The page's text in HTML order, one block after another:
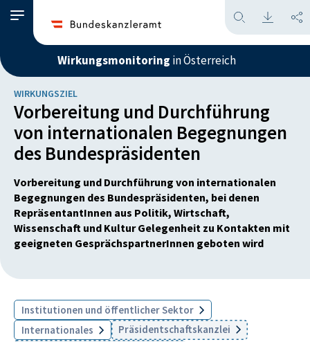
Wirkungsmonitoring in Österreich
WIRKUNGSZIEL
Vorbereitung und Durchführung
von internationalen Begegnungen
des Bundespräsidenten
Vorbereitung und Durchführung von internationalen
Begegnungen des Bundespräsidenten, bei denen
RepräsentantInnen aus Politik, Wirtschaft,
Wissenschaft und Kultur Gelegenheit zu Kontakten mit
geeigneten GesprächspartnerInnen geboten wird
Institutionen und öffentlicher Sektor
Internationales
Präsidentschaftskanzlei